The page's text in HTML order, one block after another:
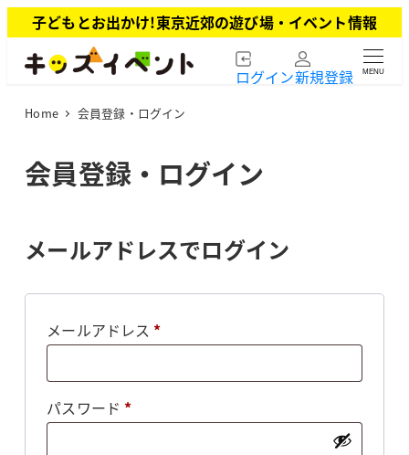
イ
子どもとお出かけ!東京近郊の遊び場・イベント情報
ログイン新規登録 MENU
Home 会員登録・ログイン
会員登録・ログイン
メールアドレスでログイン
メールアドレス *必
パスワード *必